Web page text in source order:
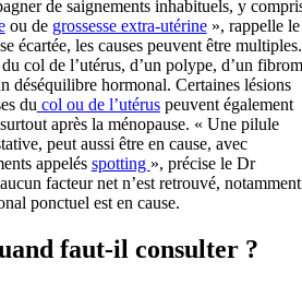
de saignements inhabituels, y
ou de grossesse extra-utérine», rappelle le
écartée, les causes peuvent être multiples.
col de l’utérus, d’un polype, d’un
déséquilibre hormonal. Certaines lésions
du col ou de l’utéruspeuvent également
après la ménopause. « Une pilule
peut aussi être en cause, avec
appelés spotting », précise le Dr
facteur net n’est retrouvé, notamment
ponctuel est en cause.
faut-il consulter ?